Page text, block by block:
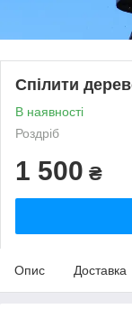
Спілити
В наявності
Роздріб
1 500 ₴
Опис Доставка